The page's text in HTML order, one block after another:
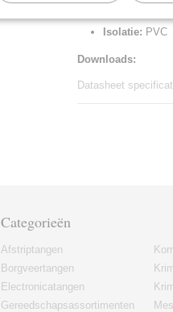
Isolatie: PVC
Downloads:
Datasheet
Categorieën
Afstriptangen
Borgveertangen
Electronicatangen
Gereedschapsassortimenten